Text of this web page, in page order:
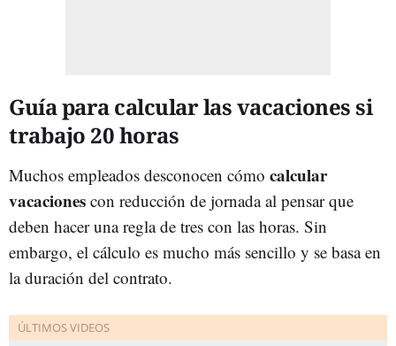
Guía para calcular las vacaciones si
trabajo 20 horas
Muchos empleados desconocen cómo calcular
vacaciones con reducción de jornada al pensar que
deben hacer una regla de tres con las horas. Sin
embargo, el cálculo es mucho más sencillo y se basa en
la duración del contrato.